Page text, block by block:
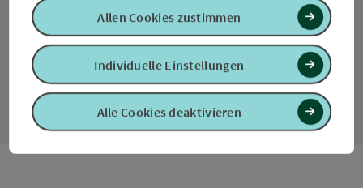
Kontaktformular
Alle Cookies deaktivieren
Individuelle Einstellungen
Allen Cookies zustimmen